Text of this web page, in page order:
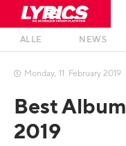
ALLE NEWS
 Monday, 11. February 2019
Best
2019